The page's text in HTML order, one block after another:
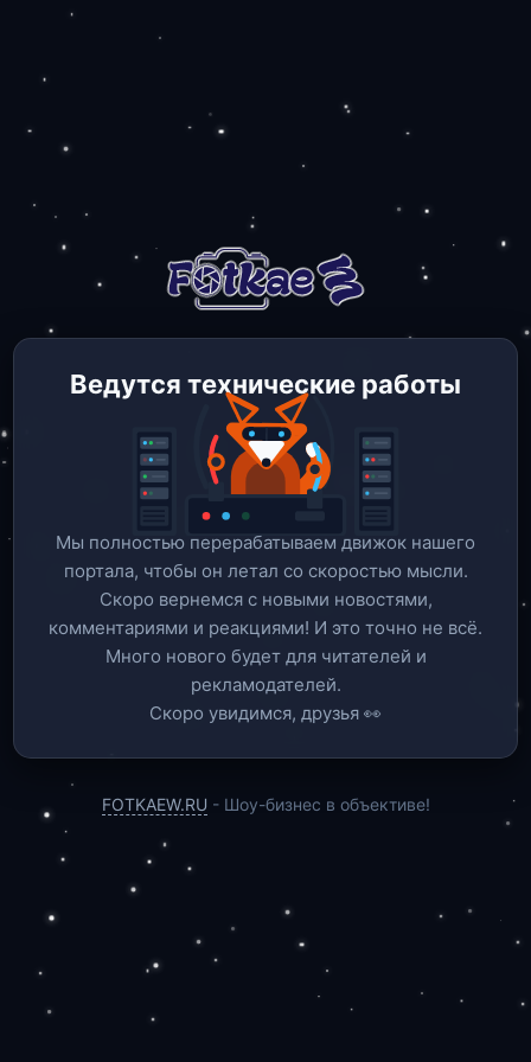
Ведутся технические работы
Мы полностью перерабатываем движок нашего
портала, чтобы он летал со скоростью мысли.
Скоро вернемся c новыми новостями,
комментариями и реакциями! И это точно не всё.
Много нового будет для читателей и
рекламодателей.
Скоро увидимся, друзья 👀
FOTKAEW.RU - Шоу-бизнес в объективе!